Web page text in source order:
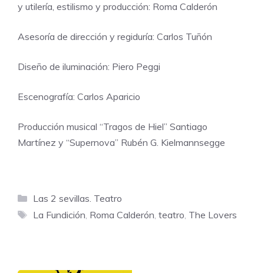
y utilería, estilismo y producción: Roma Calderón
Asesoría de dirección y regiduría: Carlos Tuñón
Diseño de iluminación: Piero Peggi
Escenografía: Carlos Aparicio
Producción musical “Tragos de Hiel” Santiago
Martínez y “Supernova” Rubén G. Kielmannsegge
Categorías
Las 2 sevillas. Teatro
Etiquetas
La Fundición, Roma Calderón, teatro, The Lovers